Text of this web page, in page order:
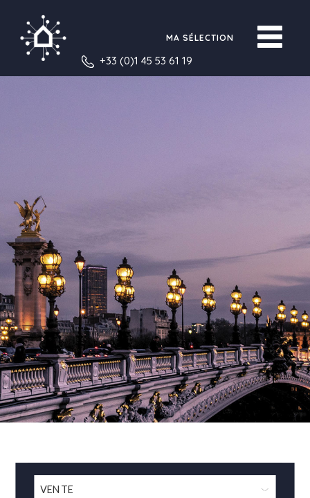
MA SÉLECTION
+33 (0)1 45 53 61 19